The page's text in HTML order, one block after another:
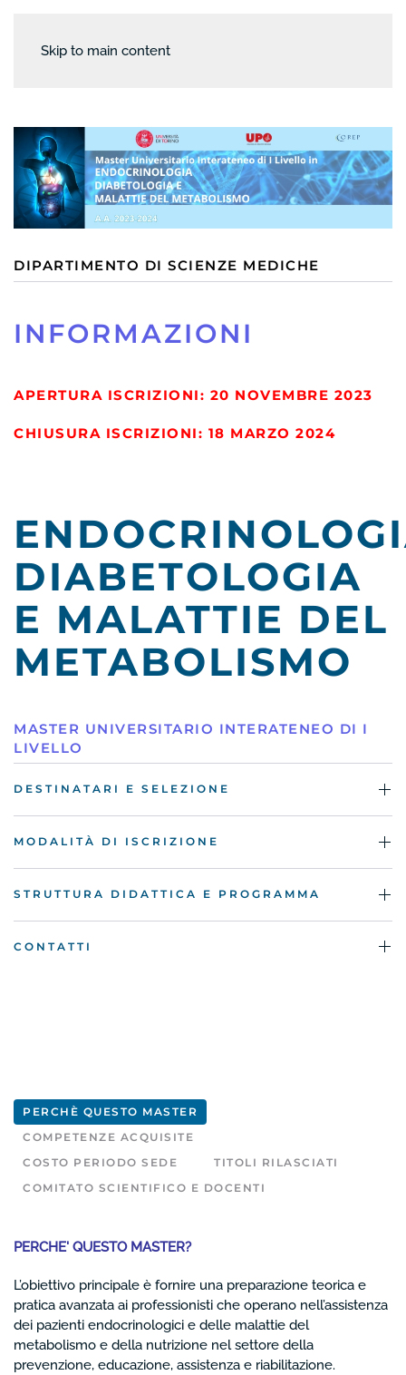
Skip to main content
DIPARTIMENTO DI SCIENZE MEDICHE
INFORMAZIONI
APERTURA ISCRIZIONI: 20 NOVEMBRE 2023
CHIUSURA ISCRIZIONI: 18 MARZO 2024
DIABETOLOGIA
E MALATTIE DEL
METABOLISMO
MASTER UNIVERSITARIO INTERATENEO DI I
LIVELLO
DESTINATARI E SELEZIONE
MODALITÀ DI ISCRIZIONE
STRUTTURA DIDATTICA E PROGRAMMA
CONTATTI
PERCHÈ QUESTO MASTER
COMPETENZE ACQUISITE
COSTO PERIODO SEDE
TITOLI RILASCIATI
COMITATO SCIENTIFICO E DOCENTI
PERCHE' QUESTO MASTER?
L’obiettivo principale è fornire una preparazione teorica e
pratica avanzata ai professionisti che operano nell’assistenza
dei pazienti endocrinologici e delle malattie del
metabolismo e della nutrizione nel settore della
prevenzione, educazione, assistenza e riabilitazione.